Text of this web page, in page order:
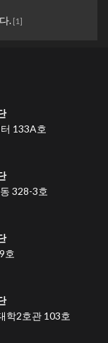
. [1]
133A호
328-3호
호
학2호관 103호